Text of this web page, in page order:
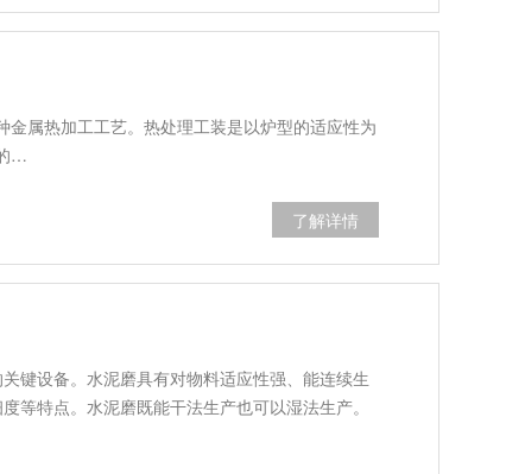
属热加工工艺。热处理工装是以炉型的适应性为
…
了解详情
键设备。水泥磨具有对物料适应性强、能连续生
等特点。水泥磨既能干法生产也可以湿法生产。